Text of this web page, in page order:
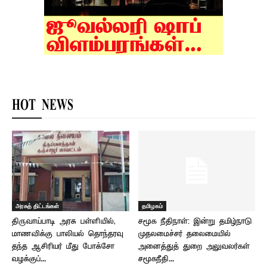
HOT NEWS
அரசுத் திட்டங்கள்
திருவாய்பாடி அரசு பள்ளியில்,
மாணவிக்கு பாலியல் தொந்தரவு
தந்த ஆசிரியர் மீது போக்சோ
வழக்குப்...
தமிழகம்
சமூக நீதிநாள்: இன்று தமிழ்நாடு
முதலமைச்சர் தலைமையில்
அனைத்துத் துறை அலுவலர்கள்
சமூகநீதி...